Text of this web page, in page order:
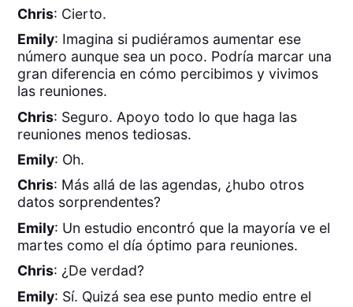
Chris: Cierto.
Emily: Imagina si pudiéramos aumentar ese
número aunque sea un poco. Podría marcar una
gran diferencia en cómo percibimos y vivimos
las reuniones.
Chris: Seguro. Apoyo todo lo que haga las
reuniones menos tediosas.
Emily: Oh.
Chris: Más allá de las agendas, ¿hubo otros
datos sorprendentes?
Emily: Un estudio encontró que la mayoría ve el
martes como el día óptimo para reuniones.
Chris: ¿De verdad?
Emily: Sí. Quizá sea ese punto medio entre el